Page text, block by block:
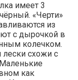
имеет 3
«Черти»
из
с дырочкой в
колечком.
схожи с
как